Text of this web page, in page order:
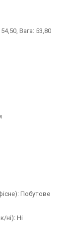
Вага: 53,80
Побутове
ні): Ні